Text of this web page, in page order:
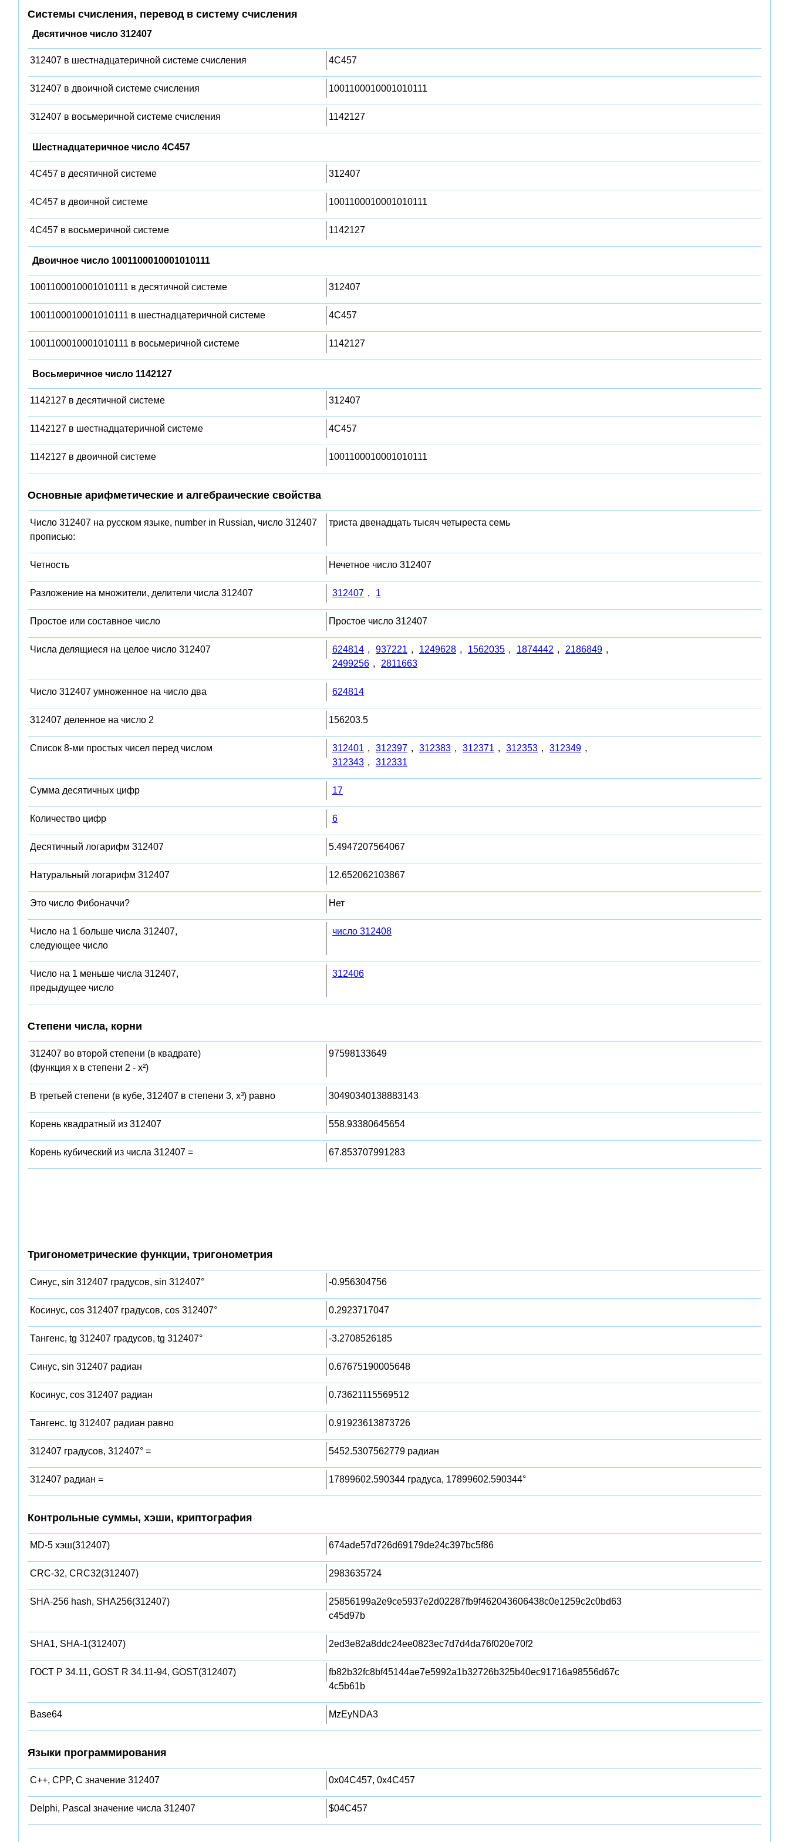
Системы счисления, перевод в систему счисления
Десятичное число 312407
312407 в шестнадцатеричной системе счисления 4C457
312407 в двоичной системе счисления 1001100010001010111
312407 в восьмеричной системе счисления 1142127
Шестнадцатеричное число 4C457
4C457 в десятичной системе 312407
4C457 в двоичной системе 1001100010001010111
4C457 в восьмеричной системе 1142127
Двоичное число 1001100010001010111
1001100010001010111 в десятичной системе 312407
1001100010001010111 в шестнадцатеричной системе 4C457
1001100010001010111 в восьмеричной системе 1142127
Восьмеричное число 1142127
1142127 в десятичной системе 312407
1142127 в шестнадцатеричной системе 4C457
1142127 в двоичной системе 1001100010001010111
Основные арифметические и алгебраические свойства
Число 312407 на русском языке, number in Russian, число 312407
прописью:
триста двенадцать тысяч четыреста семь
Четность Нечетное число 312407
Разложение на множители, делители числа 312407 312407 , 1
Простое или составное число Простое число 312407
Числа делящиеся на целое число 312407 624814 , 937221 , 1249628 , 1562035 , 1874442 , 2186849 ,
2499256 , 2811663
Число 312407 умноженное на число два 624814
312407 деленное на число 2 156203.5
Список 8-ми простых чисел перед числом 312401 , 312397 , 312383 , 312371 , 312353 , 312349 ,
312343 , 312331
Сумма десятичных цифр 17
Количество цифр 6
Десятичный логарифм 312407 5.4947207564067
Натуральный логарифм 312407 12.652062103867
Это число Фибоначчи? Нет
Число на 1 больше числа 312407,
следующее число
число 312408
Число на 1 меньше числа 312407,
предыдущее число
312406
Степени числа, корни
312407 во второй степени (в квадрате)
(функция x в степени 2 - x²)
97598133649
В третьей степени (в кубе, 312407 в степени 3, x³) равно 30490340138883143
Корень квадратный из 312407 558.93380645654
Корень кубический из числа 312407 = 67.853707991283
Тригонометрические функции, тригонометрия
Синус, sin 312407 градусов, sin 312407° -0.956304756
Косинус, cos 312407 градусов, cos 312407° 0.2923717047
Тангенс, tg 312407 градусов, tg 312407° -3.2708526185
Синус, sin 312407 радиан 0.67675190005648
Косинус, cos 312407 радиан 0.73621115569512
Тангенс, tg 312407 радиан равно 0.91923613873726
312407 градусов, 312407° = 5452.5307562779 радиан
312407 радиан = 17899602.590344 градуса, 17899602.590344°
Контрольные суммы, хэши, криптография
MD-5 хэш(312407) 674ade57d726d69179de24c397bc5f86
CRC-32, CRC32(312407) 2983635724
SHA-256 hash, SHA256(312407)
25856199a2e9ce5937e2d02287fb9f462043606438c0e1259c2c0bd63
c45d97b
SHA1, SHA-1(312407) 2ed3e82a8ddc24ee0823ec7d7d4da76f020e70f2
ГОСТ Р 34.11, GOST R 34.11-94, GOST(312407)
fb82b32fc8bf45144ae7e5992a1b32726b325b40ec91716a98556d67c
4c5b61b
Base64 MzEyNDA3
Языки программирования
C++, CPP, C значение 312407 0x04C457, 0x4C457
Delphi, Pascal значение числа 312407 $04C457